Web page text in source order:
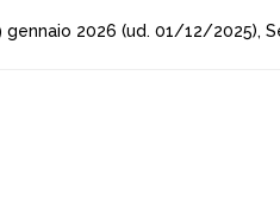
gennaio 2026 (ud. 01/12/2025),